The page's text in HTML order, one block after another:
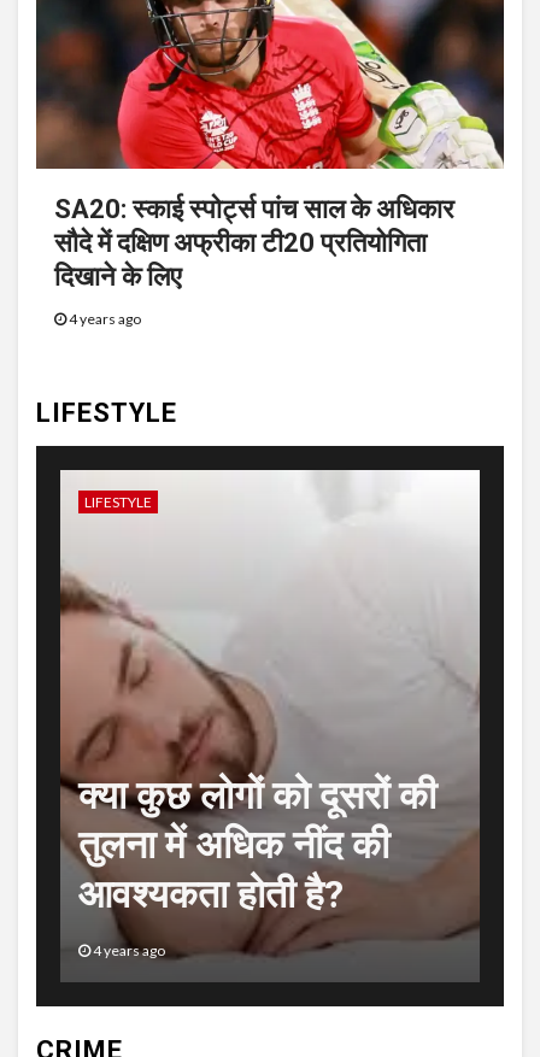
SA20: स्काई स्पोर्ट्स पांच साल के अधिकार
सौदे में दक्षिण अफ्रीका टी20 प्रतियोगिता
दिखाने के लिए
4 years ago
LIFESTYLE
LIFESTYLE
क्या कुछ लोगों को दूसरों की
तुलना में अधिक नींद की
आवश्यकता होती है?
4 years ago
CRIME